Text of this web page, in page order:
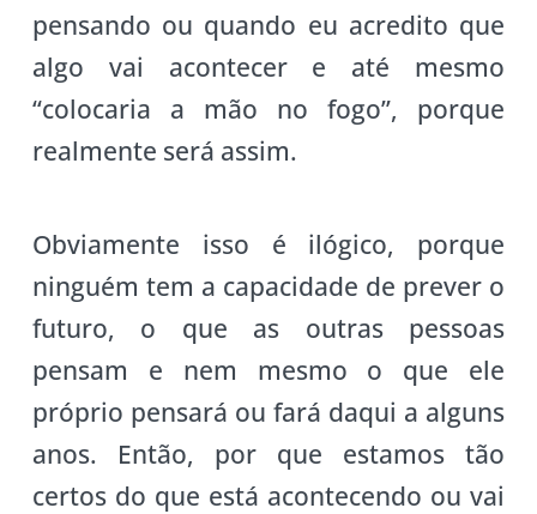
pensando ou quando eu acredito que
algo vai acontecer e até mesmo
“colocaria a mão no fogo”, porque
realmente será assim.
Obviamente isso é ilógico, porque
ninguém tem a capacidade de prever o
futuro, o que as outras pessoas
pensam e nem mesmo o que ele
próprio pensará ou fará daqui a alguns
anos. Então, por que estamos tão
certos do que está acontecendo ou vai